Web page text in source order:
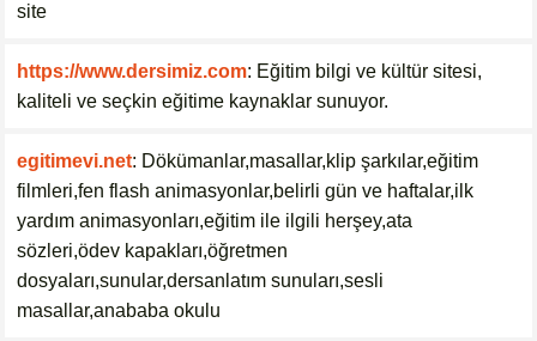
site
https://www.dersimiz.com: Eğitim bilgi ve kültür sitesi,
kaliteli ve seçkin eğitime kaynaklar sunuyor.
egitimevi.net: Dökümanlar,masallar,klip şarkılar,eğitim
filmleri,fen flash animasyonlar,belirli gün ve haftalar,ilk
yardım animasyonları,eğitim ile ilgili herşey,ata
sözleri,ödev kapakları,öğretmen
dosyaları,sunular,dersanlatım sunuları,sesli
masallar,anababa okulu